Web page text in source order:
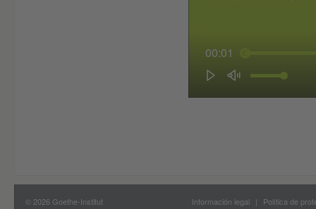
00:01
© 2026 Goethe-Institut Información legal
Política de